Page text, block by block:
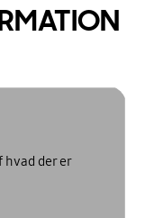
hvad der er